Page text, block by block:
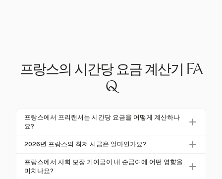
프랑스의 시간당 요금 계산기 FA
Q
프랑스에서 프리랜서는 시간당 요금을 어떻게 계산하나
요?
프랑스의 프리랜서는 총 수입과 사회 보장 기여금과 같
일반적으로 이러한 공제는 총 소득의 약 23%입니다.
이 비율을 사용하여 프리랜서는 자신의 순시간당 요금
2026년 프랑스의 최저 시급은 얼마인가요?
2026년 1월 1일 기준으로, 최저 총 시급인 SMIC(최저
성장 임금)는 €12.02입니다. 이 비율은 프랑스 노동 시
프랑스에서 사회 보장 기여금이 내 순급여에 어떤 영향을
미치나요?